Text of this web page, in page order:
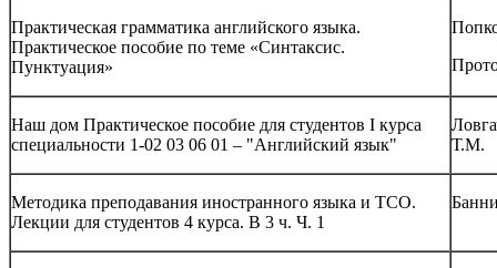
Практическая грамматика английского языка.
Практическое пособие по теме «Синтаксис.
Пунктуация»
Наш дом Практическое пособие для студентов I курса
специальности 1-02 03 06 01 – "Английский язык"
Т.М.
Методика преподавания иностранного языка и ТСО.
Лекции для студентов 4 курса. В 3 ч. Ч. 1